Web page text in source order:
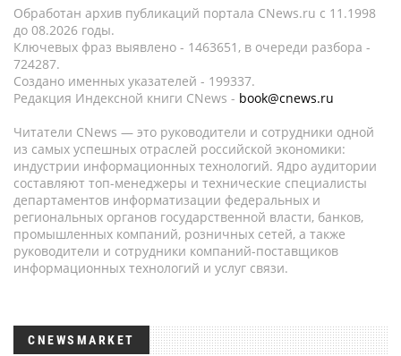
Обработан архив публикаций портала CNews.ru c 11.1998
до 08.2026 годы.
Ключевых фраз выявлено - 1463651, в очереди разбора -
724287.
Создано именных указателей - 199337.
Редакция Индексной книги CNews - book@cnews.ru
Читатели CNews — это руководители и сотрудники одной
из самых успешных отраслей российской экономики:
индустрии информационных технологий. Ядро аудитории
составляют топ-менеджеры и технические специалисты
департаментов информатизации федеральных и
региональных органов государственной власти, банков,
промышленных компаний, розничных сетей, а также
руководители и сотрудники компаний-поставщиков
информационных технологий и услуг связи.
CNEWSMARKET